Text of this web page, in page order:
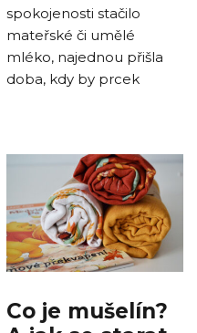
spokojenosti stačilo
mateřské či umělé
mléko, najednou přišla
doba, kdy by prcek
Co je mušelín?